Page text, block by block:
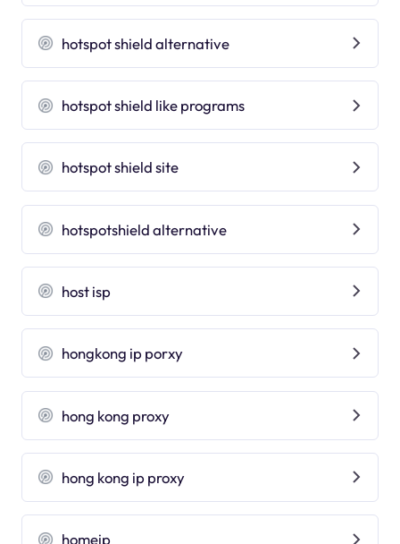
hotspot shield alternative
hotspot shield like programs
hotspot shield site
hotspotshield alternative
host isp
hongkong ip porxy
hong kong proxy
hong kong ip proxy
homeip